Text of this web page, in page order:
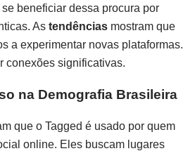
beneficiar dessa procura por
As tendências mostram que
a experimentar novas plataformas.
conexões significativas.
na Demografia Brasileira
que o Tagged é usado por quem
online. Eles buscam lugares